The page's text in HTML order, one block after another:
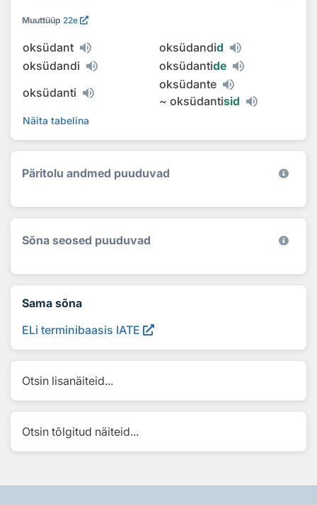
Muuttüüp 22e
oksüdant oksüdandid
oksüdandi
oksüdantide
oksüdanti
oksüdante
~ oksüdantisid
Näita tabelina
Päritolu andmed puuduvad
Sõna seosed puuduvad
Sama sõna
ELi terminibaasis IATE
Otsin lisanäiteid...
Otsin tõlgitud näiteid...